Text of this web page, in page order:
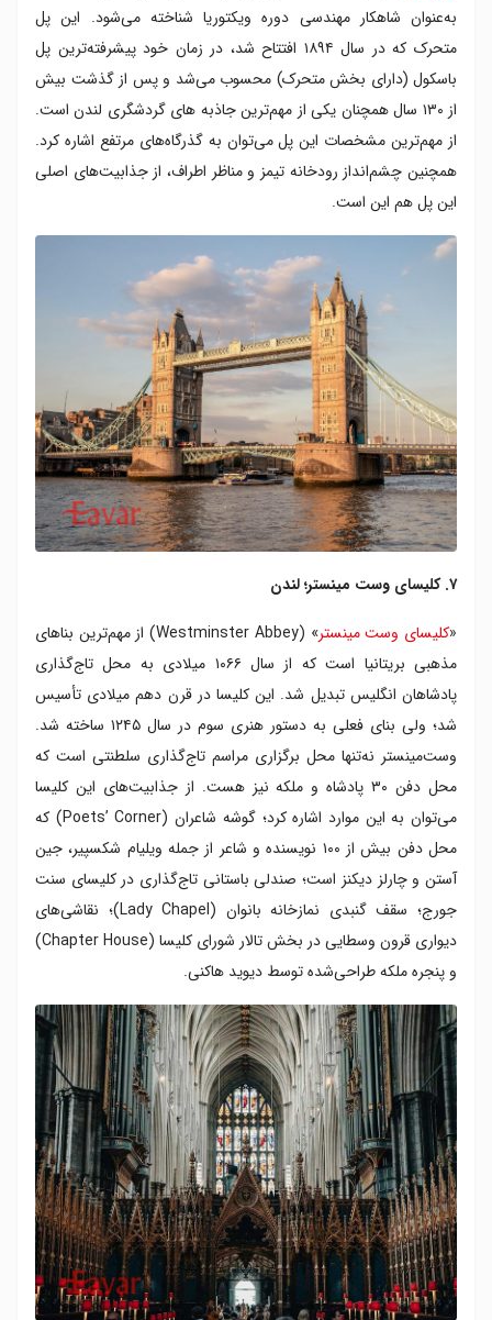
به‌عنوان شاهکار مهندسی دوره ویکتوریا شناخته می‌شود. این پل
متحرک که در سال ۱۸۹۴ افتتاح شد، در زمان خود پیشرفته‌ترین پل
باسکول (دارای بخش متحرک) محسوب می‌شد و پس از گذشت بیش
از ۱۳۰ سال همچنان یکی از مهم‌ترین جاذبه های گردشگری لندن است.
از مهم‌ترین مشخصات این پل می‌توان به گذرگاه‌های مرتفع اشاره کرد.
همچنین چشم‌انداز رودخانه تیمز و مناظر اطراف، از جذابیت‌های اصلی
این پل هم این است.
۷. کلیسای وست مینستر؛ لندن
«کلیسای وست مینستر
» (Westminster Abbey) از مهم‌ترین بناهای
مذهبی بریتانیا است که از سال ۱۰۶۶ میلادی به محل تاج‌گذاری
پادشاهان انگلیس تبدیل شد. این کلیسا در قرن دهم میلادی تأسیس
شد؛ ولی بنای فعلی به دستور هنری سوم در سال ۱۲۴۵ ساخته شد.
وست‌مینستر نه‌تنها محل برگزاری مراسم تاج‌گذاری‌ سلطنتی است که
محل دفن ۳۰ پادشاه و ملکه نیز هست. از جذابیت‌های این کلیسا
می‌توان به این موارد اشاره کرد؛ گوشه شاعران (Poets’ Corner) که
محل دفن بیش از ۱۰۰ نویسنده و شاعر از جمله ویلیام شکسپیر، جین
آستن و چارلز دیکنز است؛ صندلی باستانی تاج‌گذاری در کلیسای سنت
جورج؛ سقف گنبدی نمازخانه بانوان (Lady Chapel)؛ نقاشی‌های
دیواری قرون وسطایی در بخش تالار شورای کلیسا (Chapter House)
و پنجره ملکه طراحی‌شده توسط دیوید هاکنی.